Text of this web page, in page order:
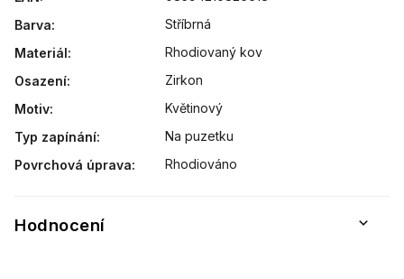
Barva:
Stříbrná
Materiál:
Rhodiovaný kov
Osazení:
Zirkon
Motiv:
Květinový
Typ zapínání:
Na puzetku
Povrchová úprava: Rhodiováno
Hodnocení